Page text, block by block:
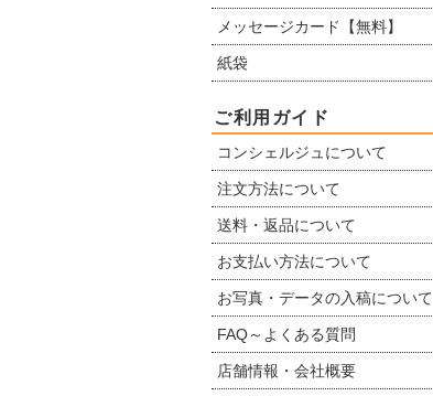
メッセージカード【無料】
紙袋
ご利用ガイド
コンシェルジュについて
注文方法について
送料・返品について
お支払い方法について
お写真・データの入稿について
FAQ～よくある質問
店舗情報・会社概要